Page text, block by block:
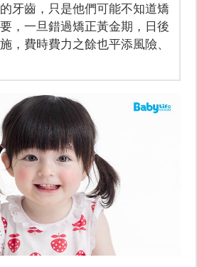
牙齒，只是他們可能不知道矯
，一旦錯過矯正黃金期，日後
，費時費力之餘也平添風險、